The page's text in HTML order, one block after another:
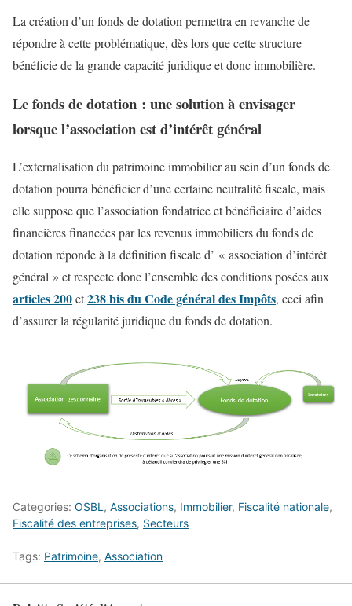
La création d’un fonds de dotation permettra en revanche de
répondre à cette problématique, dès lors que cette structure
bénéficie de la grande capacité juridique et donc immobilière.
Le fonds de dotation : une solution à envisager
lorsque l’association est d’intérêt général
L’externalisation du patrimoine immobilier au sein d’un fonds de
dotation pourra bénéficier d’une certaine neutralité fiscale, mais
elle suppose que l’association fondatrice et bénéficiaire d’aides
financières financées par les revenus immobiliers du fonds de
dotation réponde à la définition fiscale d’ « association d’intérêt
général » et respecte donc l’ensemble des conditions posées aux
articles 200et238 bis du Code général des Impôts, ceci afin
d’assurer la régularité juridique du fonds de dotation.
Categories: OSBL , Associations, Immobilier, Fiscalité nationale,
Fiscalité des entreprises, Secteurs
Tags: Patrimoine, Association